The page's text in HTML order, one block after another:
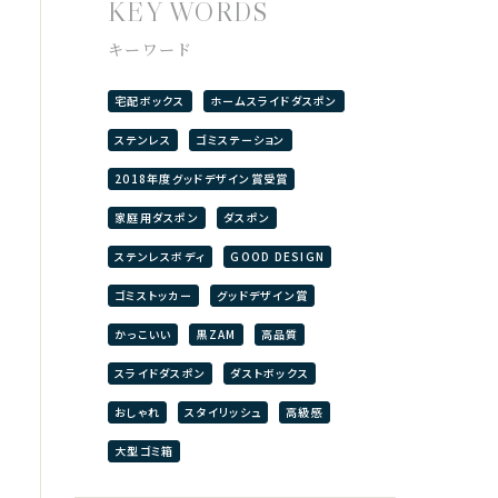
KEY WORDS
キーワード
宅配ボックス ホームスライドダスポン
ステンレス ゴミステーション
2018年度グッドデザイン賞受賞
家庭用ダスポン ダスポン
ステンレスボディ GOOD DESIGN
ゴミストッカー グッドデザイン賞
かっこいい 黒ZAM 高品質
スライドダスポン ダストボックス
おしゃれ スタイリッシュ 高級感
大型ゴミ箱